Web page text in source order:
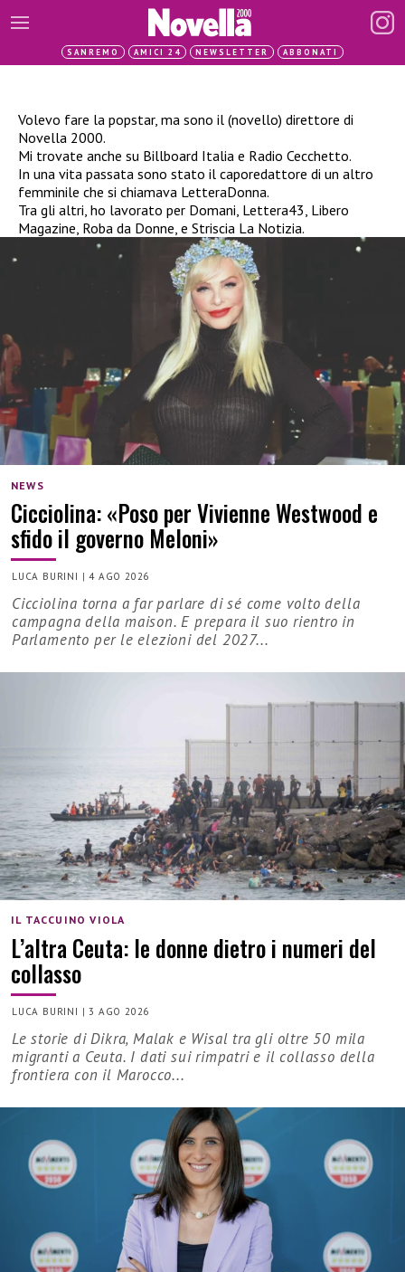
SANREMO AMICI 24 NEWSLETTER ABBONATI
Volevo fare la popstar, ma sono il (novello) direttore di
Novella 2000.
Mi trovate anche su Billboard Italia e Radio Cecchetto.
In una vita passata sono stato il caporedattore di un altro
femminile che si chiamava LetteraDonna.
Tra gli altri, ho lavorato per Domani, Lettera43, Libero
Magazine, Roba da Donne, e Striscia La Notizia.
NEWS
Cicciolina: «Poso per Vivienne Westwood e
sfido il governo Meloni»
LUCA BURINI |4 AGO 2026
Cicciolina torna a far parlare di sé come volto della
campagna della maison. E prepara il suo rientro in
Parlamento per le elezioni del 2027...
IL TACCUINO VIOLA
L’altra Ceuta: le donne dietro i numeri del
collasso
LUCA BURINI |3 AGO 2026
Le storie di Dikra, Malak e Wisal tra gli oltre 50 mila
migranti a Ceuta. I dati sui rimpatri e il collasso della
frontiera con il Marocco...